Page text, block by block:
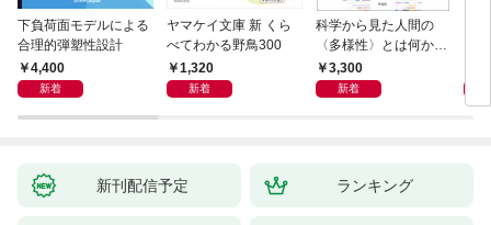
下負荷面モデルによる
合理的弾塑性設計
4,400
新着
ヤマケイ文庫 新 くら
べてわかる野鳥300
1,320
新着
科学から見た人間の
〈多様性〉とは何か―
―遺伝科学と疑似科学
3,300
新着
新刊配信予定 ランキング